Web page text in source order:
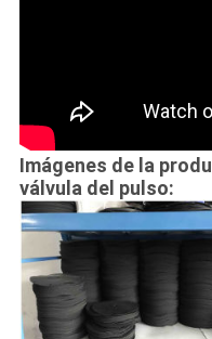
Imágenes de la
válvula del pulso: